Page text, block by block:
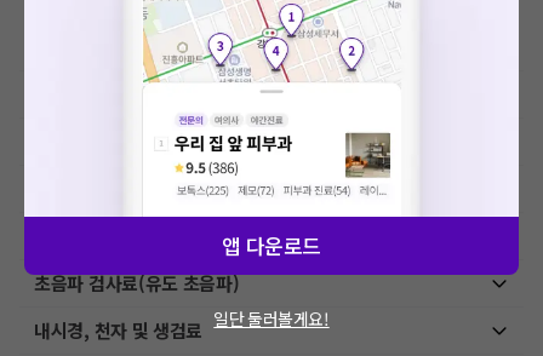
초음파 검사료(진단초음파)
초음파 검사료(유도 초음파)
내시경, 천자 및 생검료
앱 다운로드
일단 둘러볼게요!